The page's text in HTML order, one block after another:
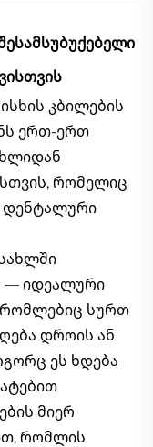
კბილების
ერთ-ერთ
რომელიც
დენტალური
— იდეალური
რომლებიც სურთ
დროის ან
ეს ხდება
მიერ
რომლის